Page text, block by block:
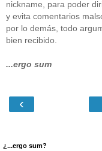
nickname, para poder
y evita comentarios
por lo demás, todo
bien recibido.
...ergo sum
‹
¿...ergo sum?